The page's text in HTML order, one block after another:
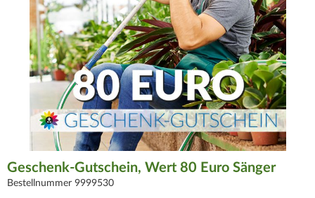
Geschenk-Gutschein, Wert 80 Euro Sänger
Bestellnummer 9999530